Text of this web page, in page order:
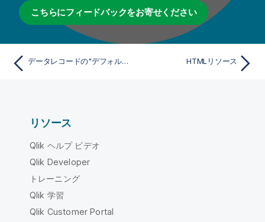
こちらにフィードバックをお寄せください
データレコードの"デフォルト"スマートビューを作成 HTMLリソース
リソース
Qlik ヘルプ ビデオ
Qlik Developer
トレーニング
Qlik 学習
Qlik Customer Portal